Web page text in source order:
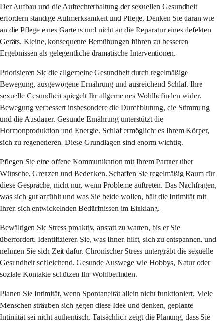
Der Aufbau und die Aufrechterhaltung der sexuellen Gesundheit
erfordern ständige Aufmerksamkeit und Pflege. Denken Sie daran wie
an die Pflege eines Gartens und nicht an die Reparatur eines defekten
Geräts. Kleine, konsequente Bemühungen führen zu besseren
Ergebnissen als gelegentliche dramatische Interventionen.
Priorisieren Sie die allgemeine Gesundheit durch regelmäßige
Bewegung, ausgewogene Ernährung und ausreichend Schlaf. Ihre
sexuelle Gesundheit spiegelt Ihr allgemeines Wohlbefinden wider.
Bewegung verbessert insbesondere die Durchblutung, die Stimmung
und die Ausdauer. Gesunde Ernährung unterstützt die
Hormonproduktion und Energie. Schlaf ermöglicht es Ihrem Körper,
sich zu regenerieren. Diese Grundlagen sind enorm wichtig.
Pflegen Sie eine offene Kommunikation mit Ihrem Partner über
Wünsche, Grenzen und Bedenken. Schaffen Sie regelmäßig Raum für
diese Gespräche, nicht nur, wenn Probleme auftreten. Das Nachfragen,
was sich gut anfühlt und was Sie beide wollen, hält die Intimität mit
Ihren sich entwickelnden Bedürfnissen im Einklang.
Bewältigen Sie Stress proaktiv, anstatt zu warten, bis er Sie
überfordert. Identifizieren Sie, was Ihnen hilft, sich zu entspannen, und
nehmen Sie sich Zeit dafür. Chronischer Stress untergräbt die sexuelle
Gesundheit schleichend. Gesunde Auswege wie Hobbys, Natur oder
soziale Kontakte schützen Ihr Wohlbefinden.
Planen Sie Intimität, wenn Spontaneität allein nicht funktioniert. Viele
Menschen sträuben sich gegen diese Idee und denken, geplante
Intimität sei nicht authentisch. Tatsächlich zeigt die Planung, dass Sie